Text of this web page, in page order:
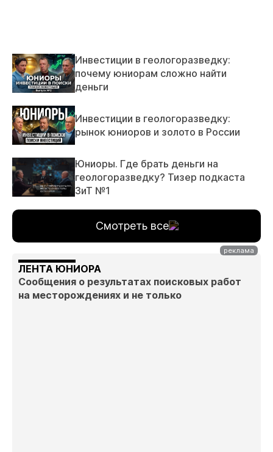
Инвестиции в геологоразведку:
почему юниорам сложно найти
деньги
Инвестиции в геологоразведку:
рынок юниоров и золото в России
Юниоры. Где брать деньги на
геологоразведку? Тизер подкаста
ЗиТ №1
Смотреть все
ЛЕНТА ЮНИОРА
Сообщения о результатах поисковых работ
на месторождениях и не только